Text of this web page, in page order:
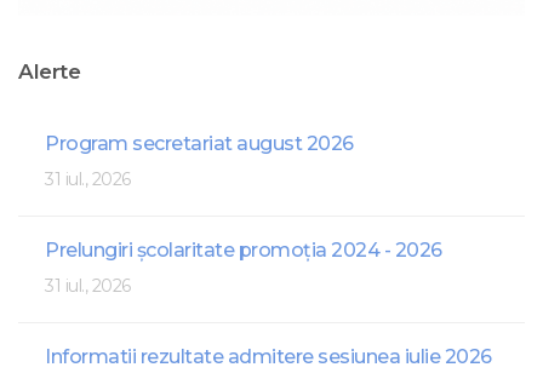
Alerte
Program secretariat august 2026
31 iul., 2026
Prelungiri școlaritate promoția 2024 - 2026
31 iul., 2026
Informatii rezultate admitere sesiunea iulie 2026